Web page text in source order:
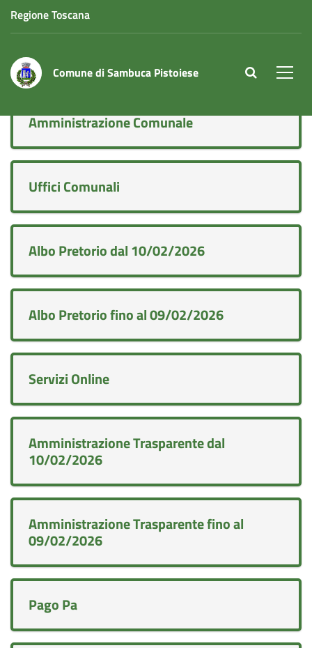
Regione Toscana
Comune di Sambuca Pistoiese site.searc
Amministrazione Comunale
Uffici Comunali
Albo Pretorio dal 10/02/2026
Albo Pretorio fino al 09/02/2026
Servizi Online
Amministrazione Trasparente dal
10/02/2026
Amministrazione Trasparente fino al
09/02/2026
Pago Pa